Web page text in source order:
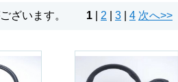
ざいます。 1 2 3 4 次へ>>